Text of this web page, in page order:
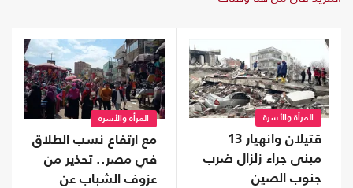
المرأة والأسرة
قتيلان وانهيار 13
مبنى جراء زلزال ضرب
جنوب الصين
المرأة والأسرة
مع ارتفاع نسب الطلاق
في مصر.. تحذير من
عزوف الشباب عن